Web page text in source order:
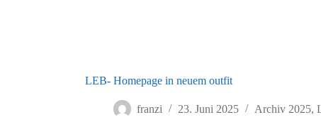
LEB- Homepage in neuem outfit
franzi 23. Juni 2025 Archiv 2025,